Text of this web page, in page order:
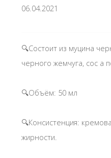
06.04.2021
🔍Состоит из муцина
черного жемчуга, сос а
🔍Объём: 50 мл
🔍Консистенция:
жирности.